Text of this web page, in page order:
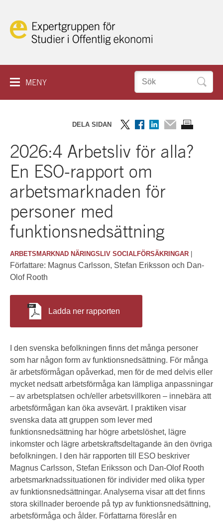
Hoppa
MENY
SEMINARIER
PROJEKT
SKRIVA TILL ESO
OM ESO
ESO:s uppdrag
Kansli
Historik
ESS-rapporter
KONTAKT
Sök
DELA SIDAN
på
på
på
via
ut
2026:4 Arbetsliv för alla?
En ESO-rapport om
arbetsmarknaden för
personer med
funktionsnedsättning
ARBETSMARKNAD NÄRINGSLIV SOCIALFÖRSÄKRINGAR
Författare: Magnus Carlsson, Stefan Eriksson och Dan-
Olof Rooth
Ladda ner rapporten
I den svenska befolkningen finns det många personer
som har någon form av funktionsnedsättning. För många
är arbetsförmågan opåverkad, men för de med delvis eller
mycket nedsatt arbetsförmåga kan lämpliga anpassningar
– av arbetsplatsen och/eller arbetsvillkoren – innebära att
arbetsförmågan kan öka avsevärt. I praktiken visar
svenska data att gruppen som lever med
funktionsnedsättning har högre arbetslöshet, lägre
inkomster och lägre arbetskraftsdeltagande än den övriga
befolkningen. I den här rapporten till ESO beskriver
Magnus Carlsson, Stefan Eriksson och Dan-Olof Rooth
arbetsmarknadssituationen för individer med olika typer
av funktionsnedsättningar. Analyserna visar att det finns
stora skillnader beroende på typ av funktionsnedsättning,
arbetsförmåga och ålder. Författarna föreslår en